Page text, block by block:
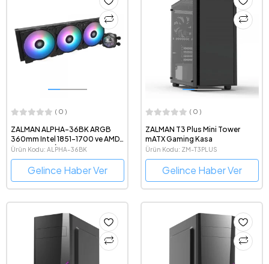
( 0 )
ZALMAN ALPHA-36BK ARGB
360mm Intel 1851-1700 ve AMD
AM5 Uyumlu İşlemci Sıvı
Soğutucu
Ürün Kodu: ALPHA-36BK
Gelince Haber Ver
( 0 )
ZALMAN T3 Plus Mini Tower
mATX Gaming Kasa
Ürün Kodu: ZM-T3PLUS
Gelince Haber Ver